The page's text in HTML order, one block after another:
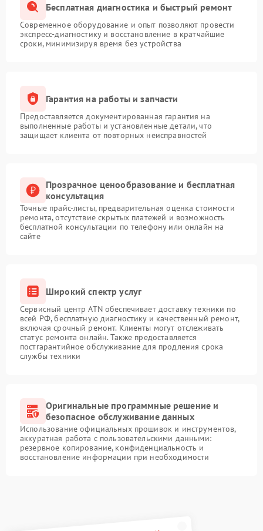
Бесплатная диагностика и быстрый ремонт
Современное оборудование и опыт позволяют провести
экспресс-диагностику и восстановление в кратчайшие
сроки, минимизируя время без устройства
Гарантия на работы и запчасти
Предоставляется документированная гарантия на
выполненные работы и установленные детали, что
защищает клиента от повторных неисправностей
Прозрачное ценообразование и бесплатная
консультация
Точные прайс-листы, предварительная оценка стоимости
ремонта, отсутствие скрытых платежей и возможность
бесплатной консультации по телефону или онлайн на
сайте
Широкий спектр услуг
Сервисный центр ATN обеспечивает доставку техники по
всей РФ, бесплатную диагностику и качественный ремонт,
включая срочный ремонт. Клиенты могут отслеживать
статус ремонта онлайн. Также предоставляется
постгарантийное обслуживание для продления срока
службы техники
Оригинальные программные решение и
безопасное обслуживание данных
Использование официальных прошивок и инструментов,
аккуратная работа с пользовательскими данными:
резервное копирование, конфиденциальность и
восстановление информации при необходимости